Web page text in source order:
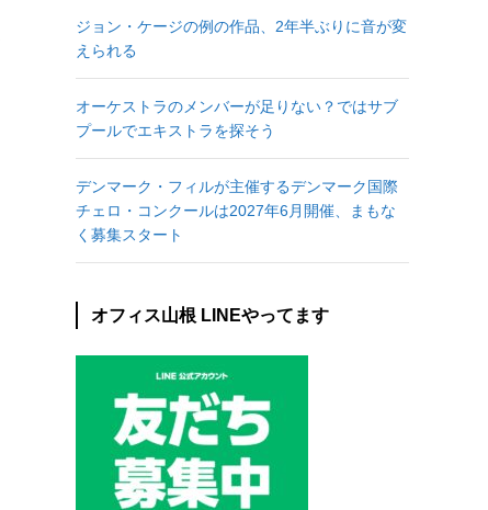
ジョン・ケージの例の作品、2年半ぶりに音が変
えられる
オーケストラのメンバーが足りない？ではサブ
プールでエキストラを探そう
デンマーク・フィルが主催するデンマーク国際
チェロ・コンクールは2027年6月開催、まもな
く募集スタート
オフィス山根 LINEやってます